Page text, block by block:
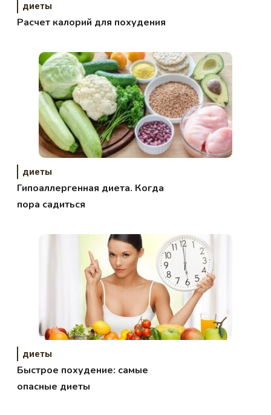
диеты
Расчет калорий для похудения
диеты
Гипоаллергенная диета. Когда
пора садиться
диеты
Быстрое похудение: самые
опасные диеты